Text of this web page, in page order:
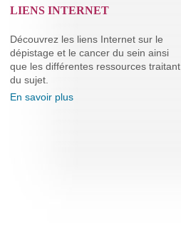
LIENS INTERNET
Découvrez les liens Internet sur le
dépistage et le cancer du sein ainsi
que les différentes ressources traitant
du sujet.
En savoir plus